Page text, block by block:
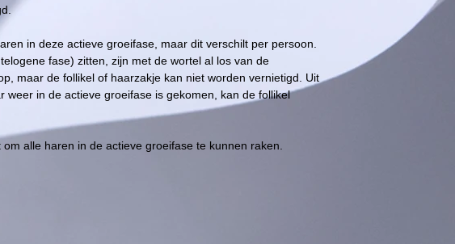
in deze actieve groeifase, maar dit verschilt per persoon.
fase) zitten, zijn met de wortel al los van de
maar de follikel of haarzakje kan niet worden vernietigd. Uit
in de actieve groeifase is gekomen, kan de follikel
alle haren in de actieve groeifase te kunnen raken.